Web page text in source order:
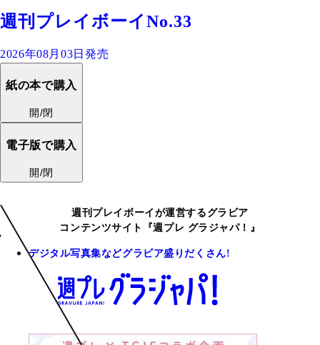
週刊プレイボーイNo.33
2026年08月03日発売
紙の本で購入
開/閉
電子版で購入
開/閉
週刊プレイボーイが運営するグラビア
コンテンツサイト『週プレ グラジャパ！』
デジタル写真集などグラビア盛りだくさん!